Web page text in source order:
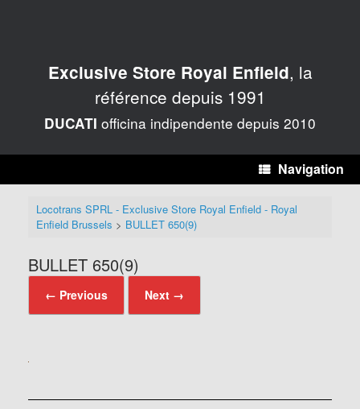
Exclusive Store Royal Enfield, la
référence depuis 1991
DUCATI officina indipendente depuis 2010
Navigation
Locotrans SPRL - Exclusive Store Royal Enfield - Royal
Enfield Brussels > BULLET 650(9)
BULLET 650(9)
← Previous Next →